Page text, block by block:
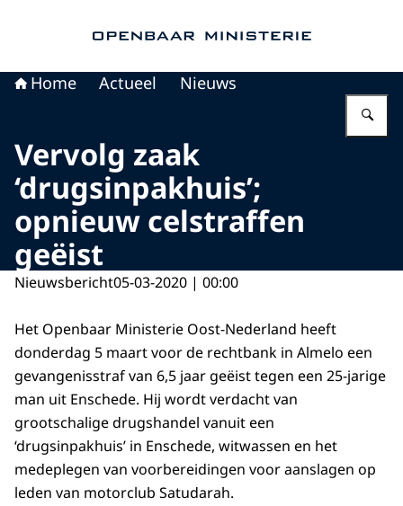
Home Actueel Nieuws
Vervolg zaak
‘drugsinpakhuis’;
opnieuw celstraffen
geëist
Nieuwsbericht05-03-2020 | 00:00
Het Openbaar Ministerie Oost-Nederland heeft
donderdag 5 maart voor de rechtbank in Almelo een
gevangenisstraf van 6,5 jaar geëist tegen een 25-jarige
man uit Enschede. Hij wordt verdacht van
grootschalige drugshandel vanuit een
‘drugsinpakhuis’ in Enschede, witwassen en het
medeplegen van voorbereidingen voor aanslagen op
leden van motorclub Satudarah.